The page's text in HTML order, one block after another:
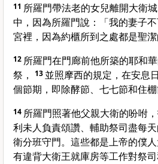
11 所羅門帶法老的女兒離開大衛
中，因為所羅門說：「我的妻子
宮裡，因為約櫃所到之處都是聖潔
12 所羅門在門廊前他所築的耶和
祭，
13 並照摩西的規定，在安息
個節期，即除酵節、七七節和住棚
14 所羅門照著他父親大衛的吩咐
利未人負責頌讚、輔助祭司盡每
衛分班守門。這些都是上帝的僕人
有違背大衛王就庫房等工作對祭司